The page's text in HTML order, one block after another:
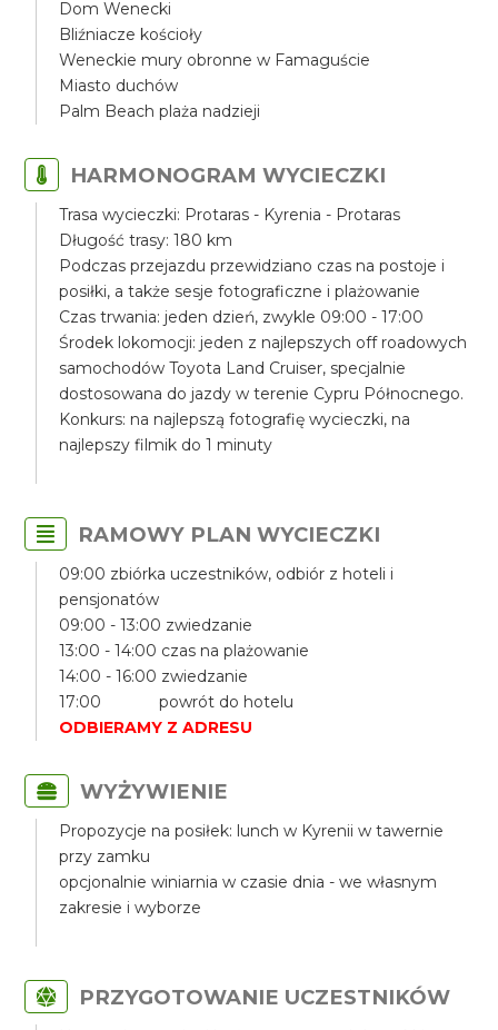
Dom Wenecki
Bliźniacze kościoły
Weneckie mury obronne w Famaguście
Miasto duchów
Palm Beach plaża nadzieji
HARMONOGRAM WYCIECZKI
Trasa wycieczki: Protaras - Kyrenia - Protaras
Długość trasy: 180 km
Podczas przejazdu przewidziano czas na postoje i
posiłki, a także sesje fotograficzne i plażowanie
Czas trwania: jeden dzień, zwykle 09:00 - 17:00
Środek lokomocji: jeden z najlepszych off roadowych
samochodów Toyota Land Cruiser, specjalnie
dostosowana do jazdy w terenie Cypru Północnego.
Konkurs: na najlepszą fotografię wycieczki, na
najlepszy filmik do 1 minuty
RAMOWY PLAN WYCIECZKI
09:00 zbiórka uczestników, odbiór z hoteli i
pensjonatów
09:00 - 13:00 zwiedzanie
13:00 - 14:00 czas na plażowanie
14:00 - 16:00 zwiedzanie
17:00 powrót do hotelu
ODBIERAMY Z ADRESU
WYŻYWIENIE
Propozycje na posiłek: lunch w Kyrenii w tawernie
przy zamku
opcjonalnie winiarnia w czasie dnia - we własnym
zakresie i wyborze
PRZYGOTOWANIE UCZESTNIKÓW